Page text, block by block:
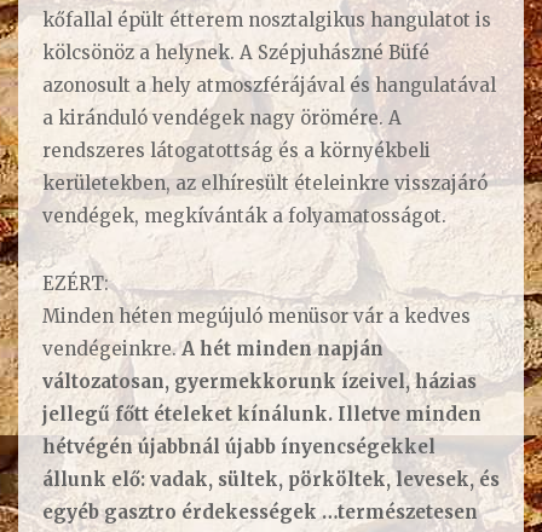
kőfallal épült étterem nosztalgikus hangulatot is
kölcsönöz a helynek. A Szépjuhászné Büfé
azonosult a hely atmoszférájával és hangulatával
a kiránduló vendégek nagy örömére. A
rendszeres látogatottság és a környékbeli
kerületekben, az elhíresült ételeinkre visszajáró
vendégek, megkívánták a folyamatosságot.
EZÉRT:
Minden héten megújuló menüsor vár a kedves
vendégeinkre.A hét minden napján
változatosan, gyermekkorunk ízeivel, házias
jellegű főtt ételeket kínálunk. Illetve minden
hétvégén újabbnál újabb ínyencségekkel
állunk elő: vadak, sültek, pörköltek, levesek, és
egyéb gasztro érdekességek …természetesen